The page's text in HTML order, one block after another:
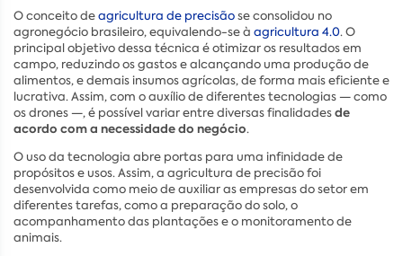
O conceito deagricultura de precisãose consolidou no
agronegócio brasileiro, equivalendo-se à agricultura 4.0. O
principal objetivo dessa técnica é otimizar os resultados em
campo, reduzindo os gastos e alcançando uma produção de
alimentos, e demais insumos agrícolas, de forma mais eficiente e
lucrativa. Assim, com o auxílio de diferentes tecnologias — como
os drones —, é possível variar entre diversas finalidadesde
acordo com a necessidade do negócio.
O uso da tecnologia abre portas para uma infinidade de
propósitos e usos. Assim, a agricultura de precisão foi
desenvolvida como meio de auxiliar as empresas do setor em
diferentes tarefas, como a preparação do solo, o
acompanhamento das plantações e o monitoramento de
animais.